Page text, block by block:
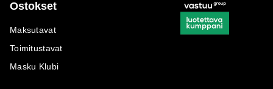
Ostokset
Maksutavat
Toimitustavat
Masku Klubi